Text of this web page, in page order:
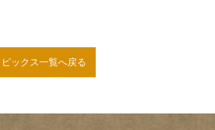
ピックス一覧へ戻る